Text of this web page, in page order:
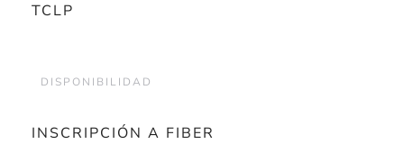
TCLP
DISPONIBILIDAD
INSCRIPCIÓN A FIBER